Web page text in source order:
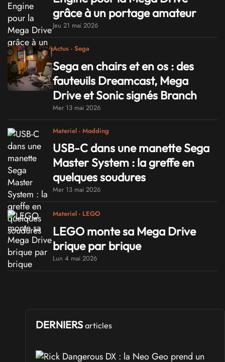
grâce à un portage amateur
Jeu 21 mai 2026
Actus - Sega
Sega en chairs et en os : des
fauteuils Dreamcast, Mega
Drive et Sonic signés Branch
Mer 13 mai 2026
Materiel - Modding
USB-C dans une manette Sega
Master System : la greffe en
quelques soudures
Mer 13 mai 2026
Materiel - LEGO
LEGO monte sa Mega Drive
brique par brique
Lun 4 mai 2026
DERNIERS articles